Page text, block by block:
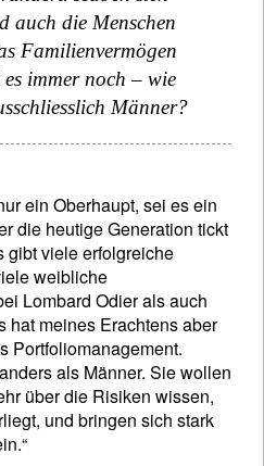
auch die Menschen
Familienvermögen
immer noch – wie
Männer?
ein Oberhaupt, sei es ein
die heutige Generation tickt
gibt viele erfolgreiche
weibliche
Lombard Odier als auch
hat meines Erachtens aber
Portfoliomanagement.
als Männer. Sie wollen
über die Risiken wissen,
und bringen sich stark